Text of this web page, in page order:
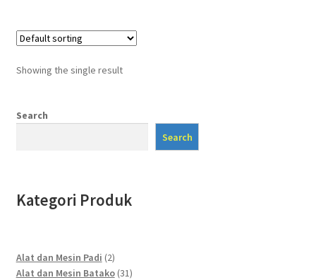
Showing the single result
Search
Search
Kategori Produk
Alat dan Mesin Padi 22
products
Alat dan Mesin Batako 3131